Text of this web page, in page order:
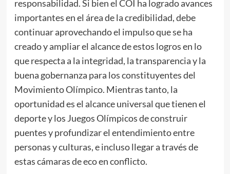
responsabilidad. Si bien el COI ha logrado avances
importantes en el área de la credibilidad, debe
continuar aprovechando el impulso que se ha
creado y ampliar el alcance de estos logros en lo
que respecta a la integridad, la transparencia y la
buena gobernanza para los constituyentes del
Movimiento Olímpico. Mientras tanto, la
oportunidad es el alcance universal que tienen el
deporte y los Juegos Olímpicos de construir
puentes y profundizar el entendimiento entre
personas y culturas, e incluso llegar a través de
estas cámaras de eco en conflicto.